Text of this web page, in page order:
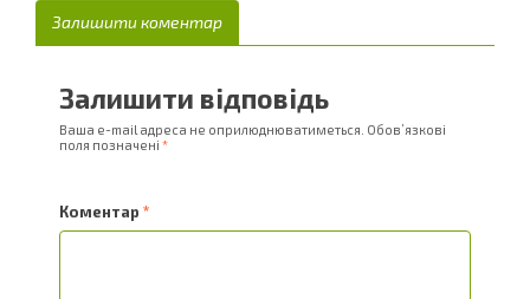
Залишити коментар
Залишити відповідь
Ваша e-mail адреса не оприлюднюватиметься. Обов’язкові
поля позначені *
Коментар *